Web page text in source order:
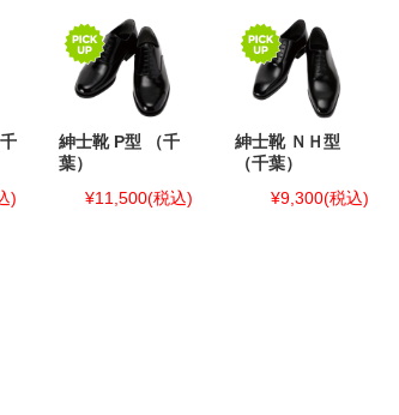
)
紳士靴 P型 （千
葉）
¥11,500(税込)
紳士靴 ＮＨ型
（千葉）
¥9,300(税込)